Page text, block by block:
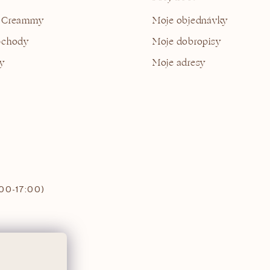
Moje objednávky
Moje dobropisy
Moje adresy
17:00)